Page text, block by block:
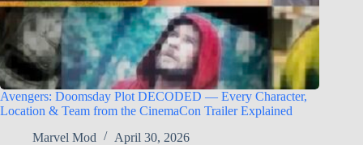
Avengers: Doomsday Plot DECODED — Every Character,
Location & Team from the CinemaCon Trailer Explained
Marvel Mod
April 30, 2026